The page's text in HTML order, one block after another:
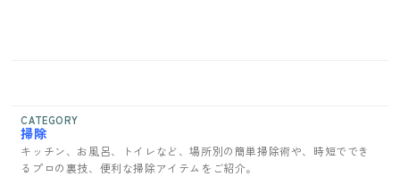
CATEGORY
掃除
キッチン、お風呂、トイレなど、場所別の簡単掃除術や、時短ででき
るプロの裏技、便利な掃除アイテムをご紹介。